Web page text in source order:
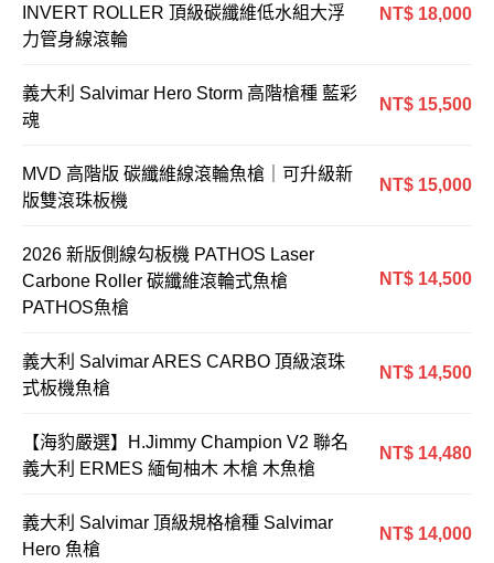
INVERT ROLLER 頂級碳纖維低水組大浮
力管身線滾輪
NT$ 18,000
義大利 Salvimar Hero Storm 高階槍種 藍彩
魂
NT$ 15,500
MVD 高階版 碳纖維線滾輪魚槍｜可升級新
版雙滾珠板機
NT$ 15,000
2026 新版側線勾板機 PATHOS Laser
Carbone Roller 碳纖維滾輪式魚槍
PATHOS魚槍
NT$ 14,500
義大利 Salvimar ARES CARBO 頂級滾珠
式板機魚槍
NT$ 14,500
【海豹嚴選】H.Jimmy Champion V2 聯名
義大利 ERMES 緬甸柚木 木槍 木魚槍
NT$ 14,480
義大利 Salvimar 頂級規格槍種 Salvimar
Hero 魚槍
NT$ 14,000